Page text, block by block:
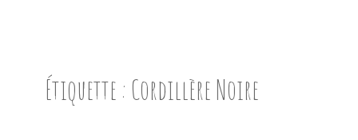
PRÉSENTATION
Étiquette : Cordillère Noire